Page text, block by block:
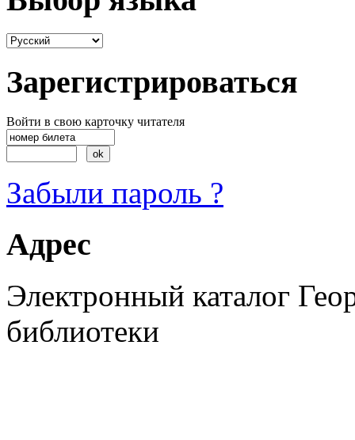
Зарегистрироваться
Войти в свою карточку читателя
Забыли пароль ?
Адрес
Электронный каталог
библиотеки